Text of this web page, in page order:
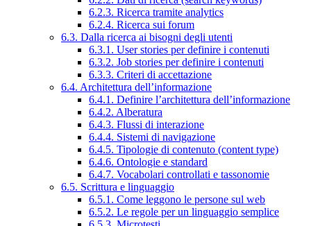
6.2.3. Ricerca tramite analytics
6.2.4. Ricerca sui forum
6.3. Dalla ricerca ai bisogni degli utenti
6.3.1. User stories per definire i contenuti
6.3.2. Job stories per definire i contenuti
6.3.3. Criteri di accettazione
6.4. Architettura dell’informazione
6.4.1. Definire l’architettura dell’informazione
6.4.2. Alberatura
6.4.3. Flussi di interazione
6.4.4. Sistemi di navigazione
6.4.5. Tipologie di contenuto (content type)
6.4.6. Ontologie e standard
6.4.7. Vocabolari controllati e tassonomie
6.5. Scrittura e linguaggio
6.5.1. Come leggono le persone sul web
6.5.2. Le regole per un linguaggio semplice